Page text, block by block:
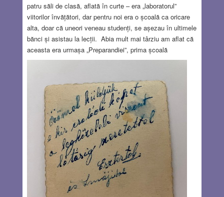
patru săli de clasă, aflată în curte – era „laboratorul”
viitorilor învățători, dar pentru noi era o școală ca oricare
alta, doar că uneori veneau studenți, se așezau în ultimele
bănci și asistau la lecții. Abia mult mai târziu am aflat că
aceasta era urmașa „Preparandiei”, prima școală
pedagogică română din Transilvania și, de fapt, una dintre
„școala mea” este Liceul Ioan Slavici, astăzi Colegiul
Național Moise Nicoară. Până astăzi, când mă prezint
unui arădean sau fost arădean, adaug cu mândrie „Moise
Nicoară, promoția 1971”. Și într-adevăr, a fost un salt cât
se poate de semnificativ. Întreaga atmosferă s-a
schimbat.
Read more…
NOV 13, 2025 7 COMMENTS